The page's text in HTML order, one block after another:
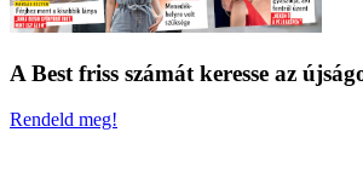
A Best friss számát keresse az
Rendeld meg!